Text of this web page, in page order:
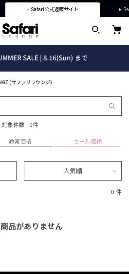
Safari公式通販サイト
(サファリラウンジ)
対象件数 : 0件
通常価格 セール価格
人気順
0 件
品がありません